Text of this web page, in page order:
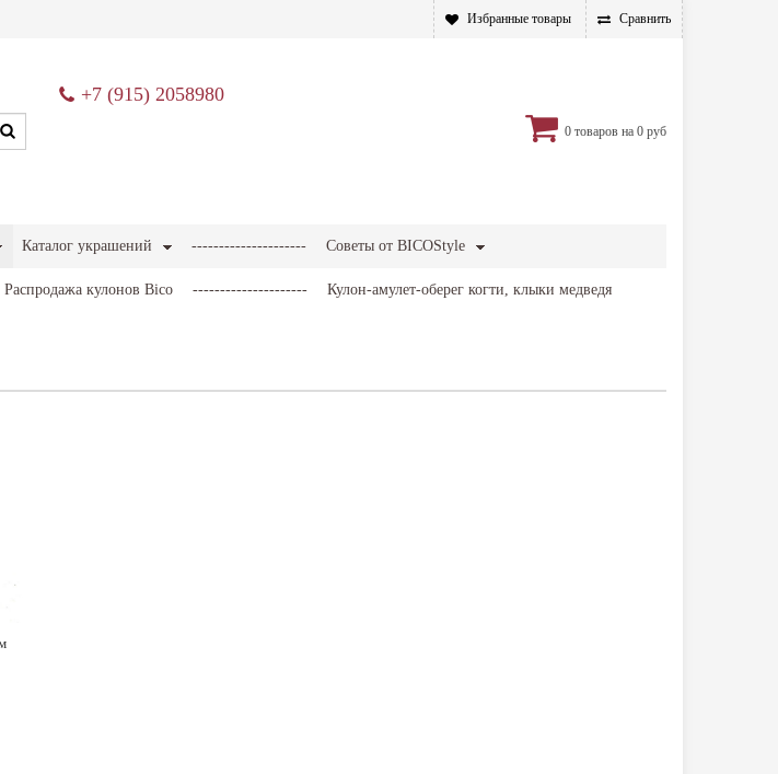
Избранные товары Сравнить
+7 (915) 2058980
0 товаров на 0 руб
Каталог украшений --------------------- Советы от BICOStyle
Распродажа кулонов Bico --------------------- Кулон-амулет-оберег когти, клыки медведя